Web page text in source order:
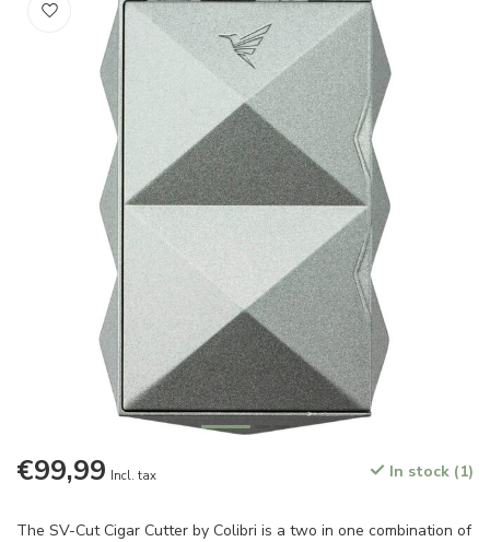
€99,99 Incl. tax In stock (1)
The SV-Cut Cigar Cutter by Colibri is a two in one combination of